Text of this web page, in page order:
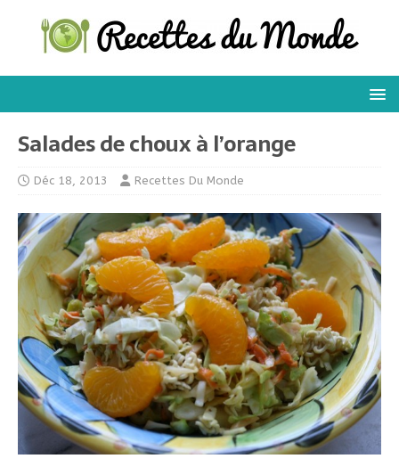
Salades de choux à l’orange
Déc 18, 2013 Recettes Du Monde